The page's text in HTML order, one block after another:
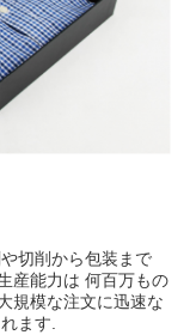
切削から包装まで
産能力は 何百万もの
規模な注文に迅速な
ます.